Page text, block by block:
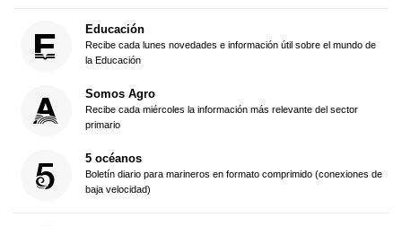
Educación
Recibe cada lunes novedades e información útil sobre el mundo de
la Educación
Somos Agro
Recibe cada miércoles la información más relevante del sector
primario
5 océanos
Boletín diario para marineros en formato comprimido (conexiones de
baja velocidad)